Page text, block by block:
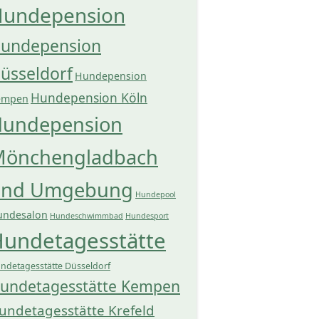
Hundepension
Hundepension Köln
Umgebung Hundepool
Hundeschwimmbad Hundesport
Düsseldorf
Kempen
Krefeld